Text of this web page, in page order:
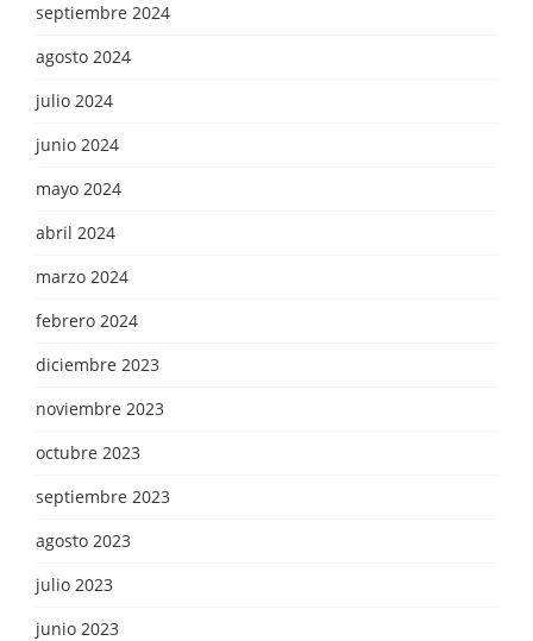
septiembre 2024
agosto 2024
julio 2024
junio 2024
mayo 2024
abril 2024
marzo 2024
febrero 2024
diciembre 2023
noviembre 2023
octubre 2023
septiembre 2023
agosto 2023
julio 2023
junio 2023